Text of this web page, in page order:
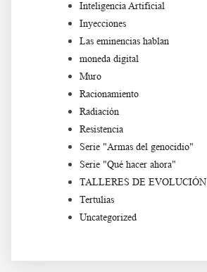
Inteligencia Artificial
Inyecciones
Las eminencias hablan
moneda digital
Muro
Racionamiento
Radiación
Resistencia
Serie "Armas del genocidio"
Serie "Qué hacer ahora"
TALLERES DE EVOLUCIÓN
Tertulias
Uncategorized